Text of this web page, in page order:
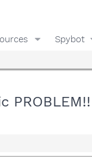
Spybot
PROBLEM!!